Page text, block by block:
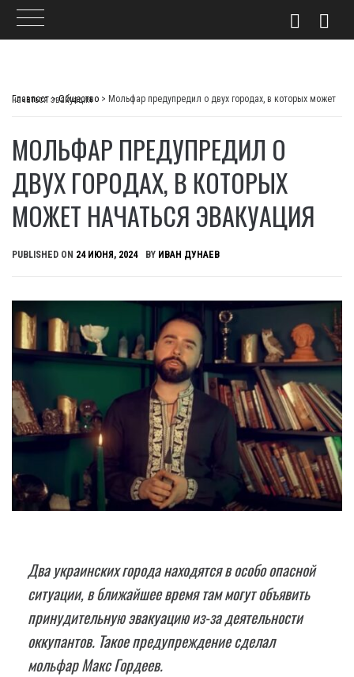
Главпост>Общество >
Мольфар предупредил о двух городах, в которых может начаться эвакуация
МОЛЬФАР ПРЕДУПРЕДИЛ О
ДВУХ ГОРОДАХ, В КОТОРЫХ
МОЖЕТ НАЧАТЬСЯ ЭВАКУАЦИЯ
PUBLISHED ON 24 ИЮНЯ, 2024 BY ИВАН ДУНАЕВ
Два украинских города находятся в особо опасной
ситуации, в ближайшее время там могут объявить
принудительную эвакуацию из-за деятельности
оккупантов. Такое предупреждение сделал
мольфар Макс Гордеев.